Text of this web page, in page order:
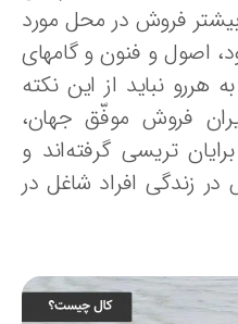
فروش در محل مورد
و فنون و گامهای
نباید از این نکته
فروش موفّق جهان،
تریسی گرفته‌اند و
افراد شاغل در